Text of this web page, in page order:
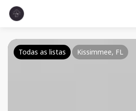
Todas as listas Kissimmee, FL